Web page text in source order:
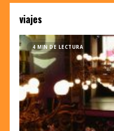
viajes
4 MIN DE LECTURA